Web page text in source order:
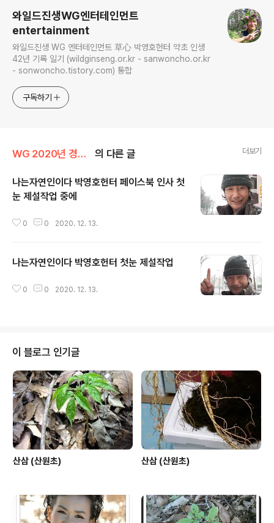
와일드진생WG엔터테인먼트
entertainment
와일드진생 WG 엔터테인먼트 草心 박영호헌터 약초 인생
42년 기록 일기 (wildginseng.or.kr - sanwoncho.or.kr
- sonwoncho.tistory.com) 통합
구독하기
WG 2020년 경자년 기록 의 다른 글 더보기
나는자연인이다 박영호헌터 페이스북 인사 첫
눈 제설작업 중에
0 0 2020. 12. 13.
나는자연인이다 박영호헌터 첫눈 제설작업
0 0 2020. 12. 13.
이 블로그 인기글
산삼 (산원초) 산삼 (산원초)